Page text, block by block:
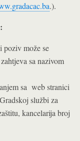
.).
poziv može se
sa nazivom
sa web stranici
službi za
kancelarija broj